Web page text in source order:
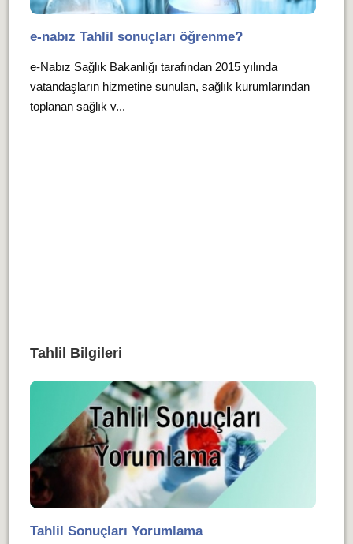
e-nabız Tahlil sonuçları öğrenme?
e-Nabız Sağlık Bakanlığı tarafından 2015 yılında
vatandaşların hizmetine sunulan, sağlık kurumlarından
toplanan sağlık v...
Tahlil Bilgileri
Tahlil Sonuçları Yorumlama